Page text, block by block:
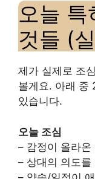
오늘 특
것들 (
제가 실제로 조
볼게요. 아래 중
있습니다.
오늘 조심
– 감정이 올라온
– 상대의 의도를